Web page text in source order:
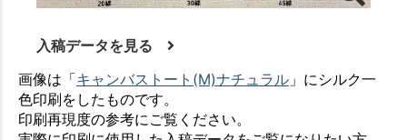
入稿データを見る
画像は「キャンバストート(M)ナチュラル 」にシルク一
色印刷をしたものです。
印刷再現度の参考にご覧ください。